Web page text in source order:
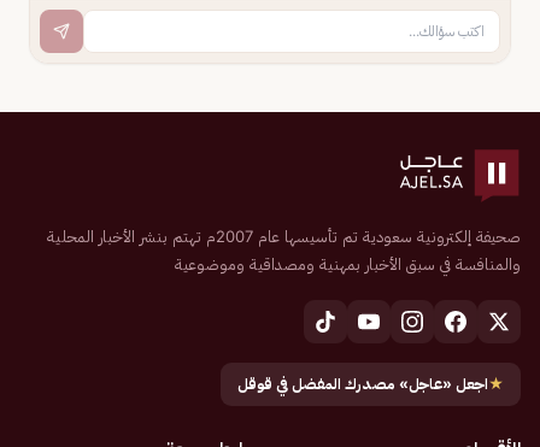
صحيفة إلكترونية سعودية تم تأسيسها عام 2007م تهتم بنشر الأخبار المحلية
والمنافسة في سبق الأخبار بمهنية ومصداقية وموضوعية
★اجعل «عاجل» مصدرك المفضل في قوقل